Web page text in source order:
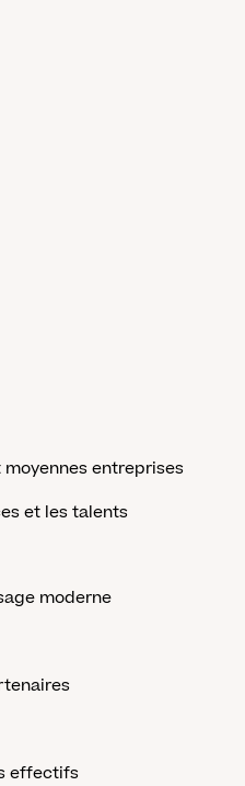
entreprises
et les talents
moderne
effectifs